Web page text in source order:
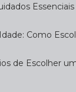
Essenciais
Idade: Como
de Escolher